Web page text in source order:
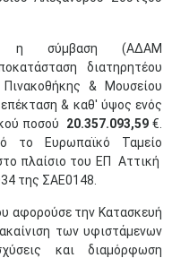
η σύμβαση (ΑΔΑΜ
διατηρητέου
& Μουσείου
& καθ' ύψος ενός
ποσού 20.357.093,59 €.
το Ευρωπαϊκό Ταμείο
πλαίσιο του ΕΠ Αττική
της ΣΑΕ0148.
αφορούσε την Κατασκευή
των υφιστάμενων
και διαμόρφωση